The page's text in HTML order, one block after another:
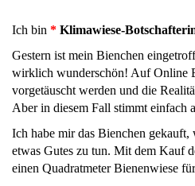
Ich bin * Klimawiese-
Gestern ist mein Bienchen
wirklich wunderschön! Auf Online
vorgetäuscht werden und die
Aber in diesem Fall stimmt einfach
Ich habe mir das Bienchen
etwas Gutes zu tun. Mit dem Kauf
einen Quadratmeter Bienenwiese